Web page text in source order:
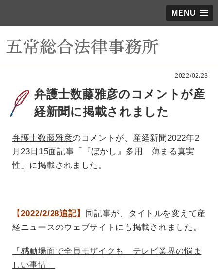
MENU
2022/02/23
弁護士数藤雅彦のコメントが産
経新聞に掲載されました
弁護士数藤雅彦のコメントが、産経新聞2022年2
月23日15面記事「『ぼかし』多用 薄まる真実
性」に掲載されました。
【2022/2/28追記】 同記事が、タイトルを変えて産
経ニュースのウェブサイトにも掲載されました。
「感動場面で全員モザイクも テレビ業界の悩ま
しい事情」